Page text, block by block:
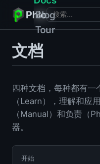
Phlo
Blog
Tour
文档
四种文档，每种都有一
（Learn），理解和应
（Manual）和负责（
器。
开始